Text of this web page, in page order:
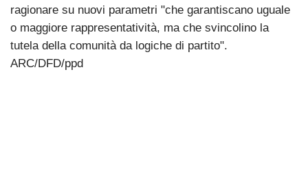
ragionare su nuovi parametri "che garantiscano uguale
o maggiore rappresentatività, ma che svincolino la
tutela della comunità da logiche di partito".
ARC/DFD/ppd